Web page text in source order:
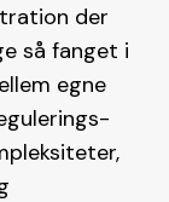
der
så fanget i
egne